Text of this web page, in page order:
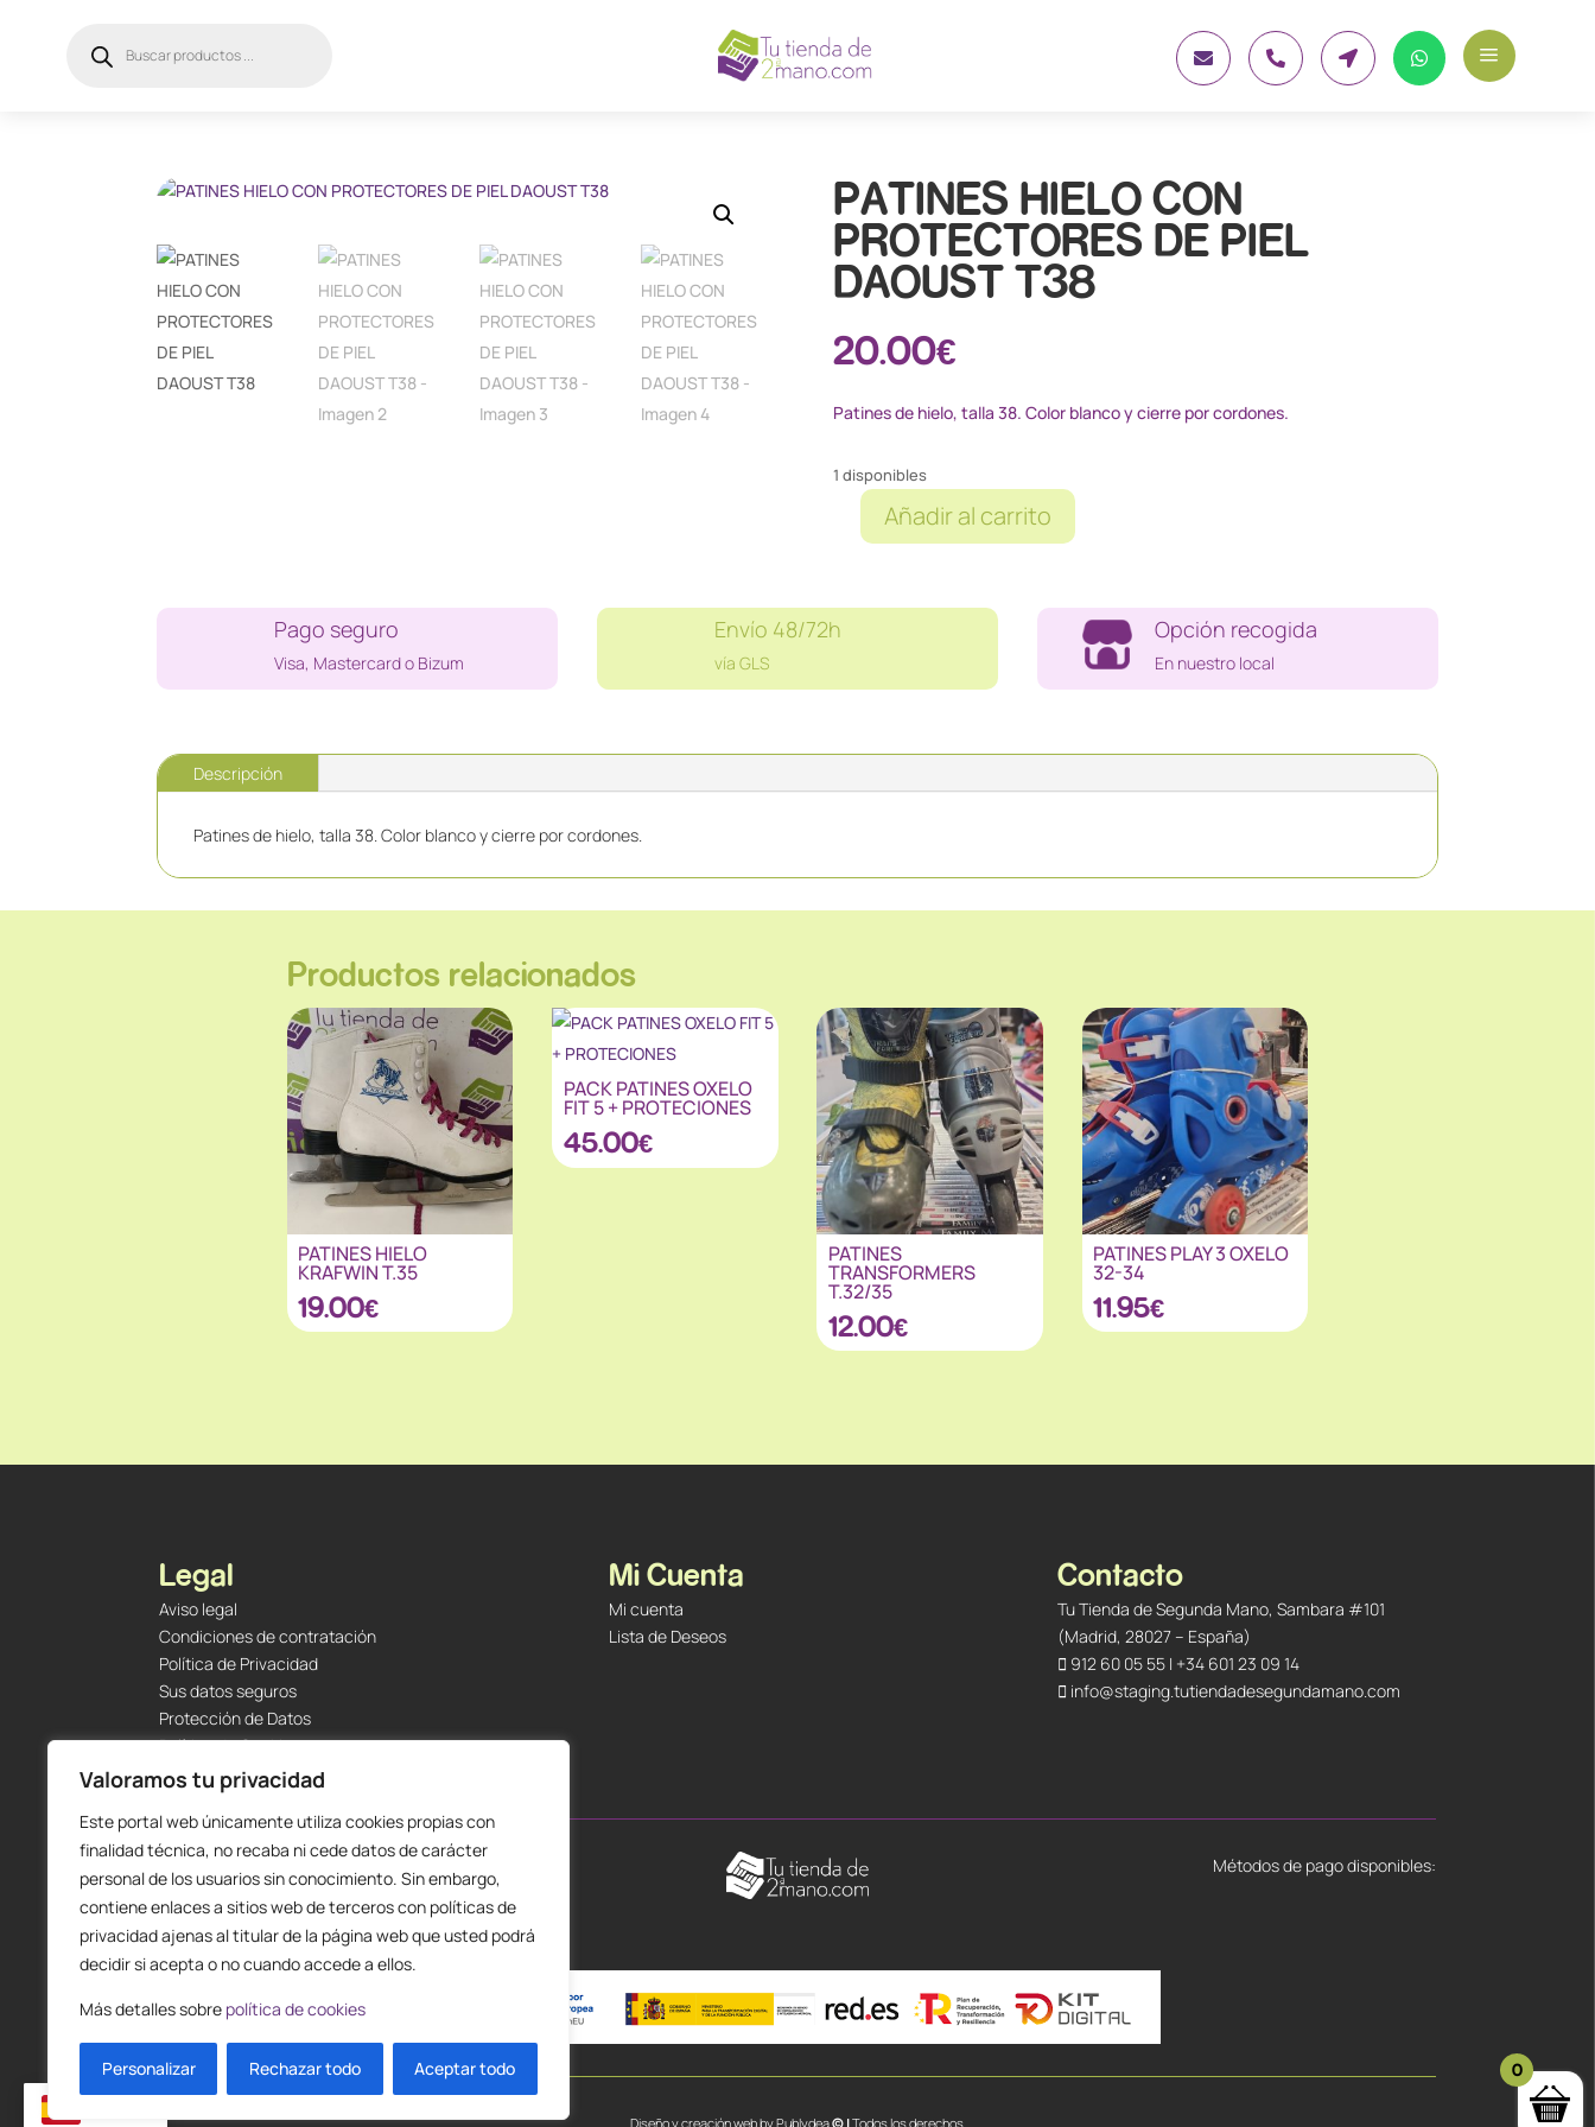
Valoramos tu privacidad
Este portal web únicamente utiliza cookies propias con
finalidad técnica, no recaba ni cede datos de carácter
personal de los usuarios sin conocimiento. Sin embargo,
contiene enlaces a sitios web de terceros con políticas de
privacidad ajenas al titular de la página web que usted podrá
decidir si acepta o no cuando accede a ellos.
Más detalles sobre política de cookies
Personalizar Rechazar todo Aceptar todo
productos     a
PATINES HIELO CON
PROTECTORES DE PIEL
DAOUST T38
20.00€
Patines de hielo, talla 38. Color blanco y cierre por cordones.
1 disponibles
PATINES
PROTECTORES
DE
DAOUST
Añadir al carrito
Pago seguro
Visa, Mastercard o Bizum
Envío 48/72h
vía GLS
Opción recogida
En nuestro local
Descripción
Patines de hielo, talla 38. Color blanco y cierre por cordones.
Productos relacionados
PATINES HIELO
KRAFWIN T.35
19.00€
PACK PATINES OXELO
FIT 5 + PROTECIONES
45.00€
PATINES
TRANSFORMERS
T.32/35
12.00€
PATINES PLAY 3 OXELO
32-34
11.95€
Legal
Aviso legal
Condiciones de contratación
Política de Privacidad
Sus datos seguros
Protección de Datos
Política de Cookies
Envíos y Devoluciones
Mi Cuenta
Mi cuenta
Lista de Deseos
Contacto
Tu Tienda de Segunda Mano, Sambara #101
(Madrid, 28027 – España)
912 60 05 55| +34 601 23 09 14
info@staging.tutiendadesegundamano.com
Métodos de pago disponibles:
Diseño y creación web byPublydea© |Todos los derechos
0